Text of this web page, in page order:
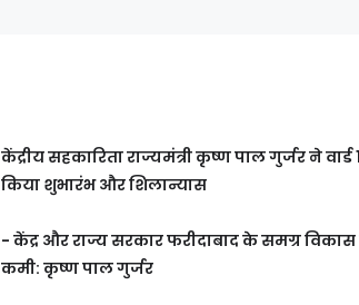
केंद्रीय सहकारिता राज्यमंत्री कृष्ण पाल गुर्जर ने
किया शुभारंभ और शिलान्यास
- केंद्र और राज्य सरकार फरीदाबाद के समग्र विकास
कमी: कृष्ण पाल गुर्जर